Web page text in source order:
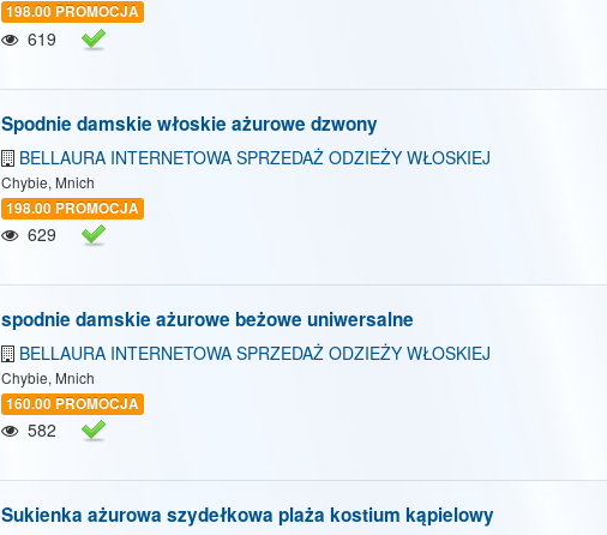
198.00 PROMOCJA
619
Spodnie damskie włoskie ażurowe dzwony
BELLAURA INTERNETOWA SPRZEDAŻ ODZIEŻY WŁOSKIEJ
Chybie, Mnich
198.00 PROMOCJA
629
spodnie damskie ażurowe beżowe uniwersalne
BELLAURA INTERNETOWA SPRZEDAŻ ODZIEŻY WŁOSKIEJ
Chybie, Mnich
160.00 PROMOCJA
582
Sukienka ażurowa szydełkowa plaża kostium kąpielowy